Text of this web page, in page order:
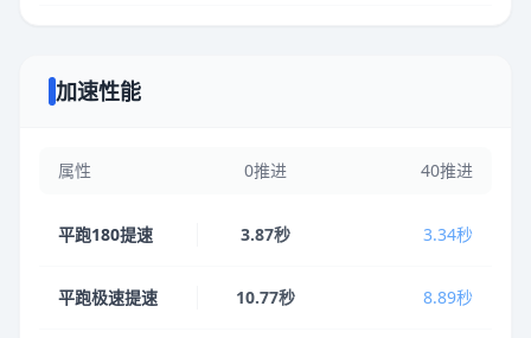
加速性能
属性 0推进 40推进
平跑180提速 3.87秒 3.34秒
平跑极速提速 10.77秒 8.89秒